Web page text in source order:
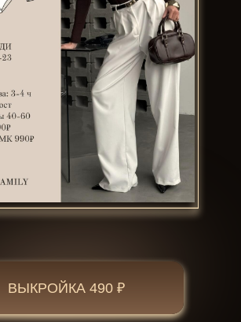
ВЫКРОЙКА 490 ₽